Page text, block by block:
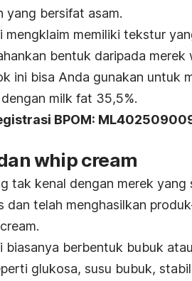
yang bersifat asam.
mengklaim memiliki tekstur
bentuk daripada merek
ini bisa Anda gunakan untuk
milk fat 35,5%.
BPOM:
whip cream
tak kenal dengan merek yang
dan telah menghasilkan
.
biasanya berbentuk bubuk atau
glukosa, susu bubuk,